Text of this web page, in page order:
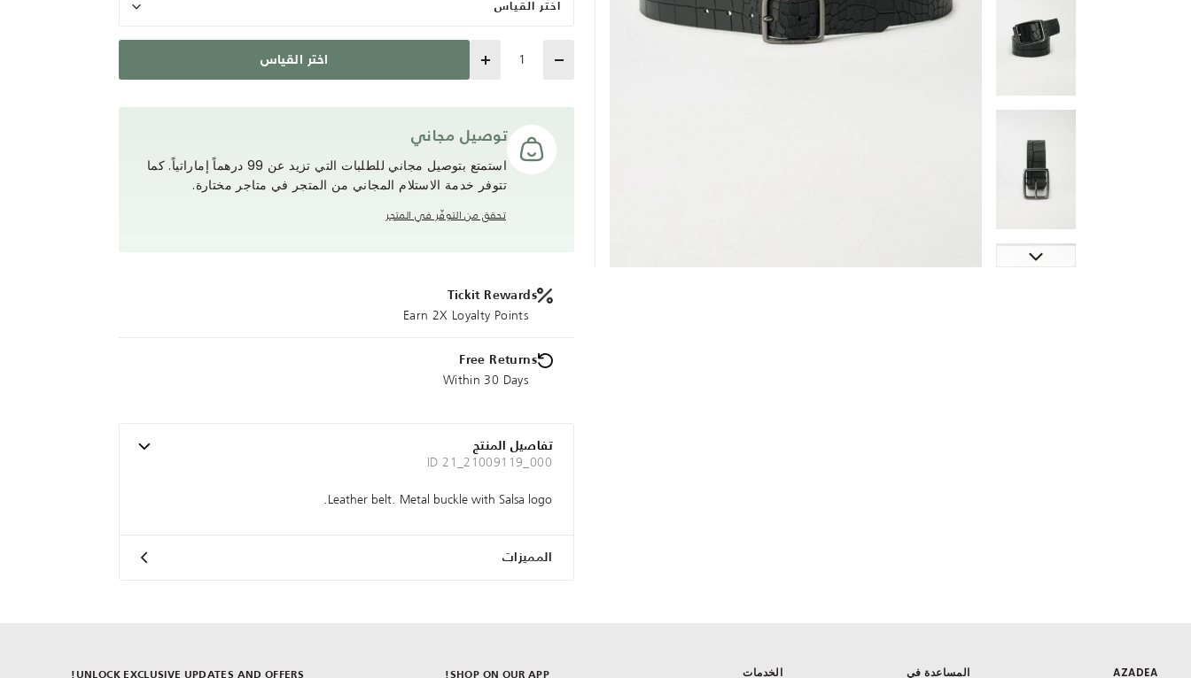
اختر القياس
Quantity اختر القياس
توصيل مجاني
استمتع بتوصيل مجاني للطلبات التي تزيد عن 99 درهماً إماراتياً. كما
تتوفر خدمة الاستلام المجاني من المتجر في متاجر مختارة.
تحقق من التوفّر في المتجر
Tickit Rewards
Earn 2X Loyalty Points
Free Returns
Within 30 Days
تفاصيل المنتج
ID 21_21009119_000
Leather belt. Metal buckle with Salsa logo.
المميزات
AZADEA المساعدة في الخدمات SHOP ON OUR APP!
UNLOCK EXCLUSIVE UPDATES AND OFFERS!